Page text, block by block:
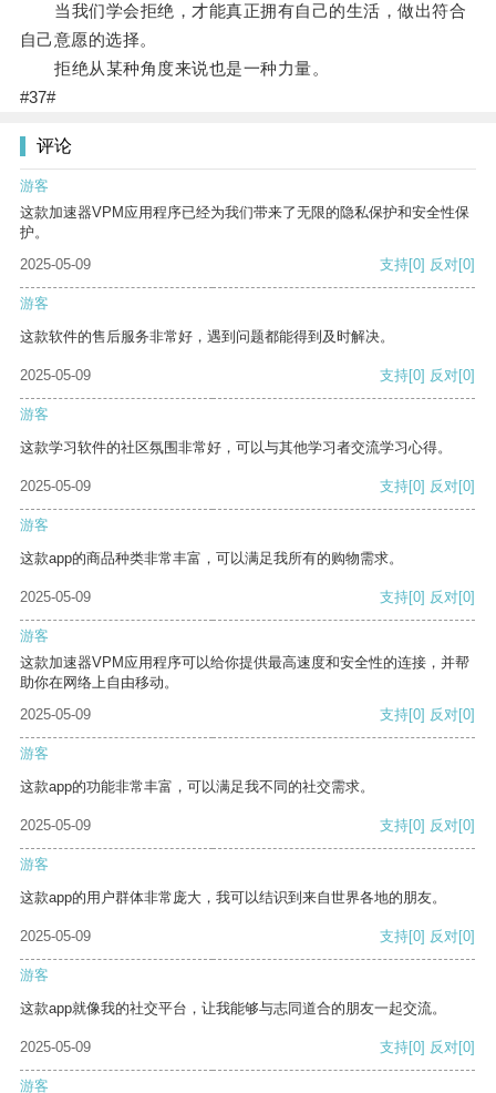
当我们学会拒绝，才能真正拥有自己的生活，做出符合
自己意愿的选择。
拒绝从某种角度来说也是一种力量。
#37#
评论
游客
这款加速器VPM应用程序已经为我们带来了无限的隐私保护和安全性保
护。
2025-05-09
支持[0] 反对[0]
游客
这款软件的售后服务非常好，遇到问题都能得到及时解决。
2025-05-09 支持[0] 反对[0]
游客
这款学习软件的社区氛围非常好，可以与其他学习者交流学习心得。
2025-05-09 支持[0] 反对[0]
游客
这款app的商品种类非常丰富，可以满足我所有的购物需求。
2025-05-09 支持[0] 反对[0]
游客
这款加速器VPM应用程序可以给你提供最高速度和安全性的连接，并帮
助你在网络上自由移动。
2025-05-09
支持[0] 反对[0]
游客
这款app的功能非常丰富，可以满足我不同的社交需求。
2025-05-09 支持[0] 反对[0]
游客
这款app的用户群体非常庞大，我可以结识到来自世界各地的朋友。
2025-05-09 支持[0] 反对[0]
游客
这款app就像我的社交平台，让我能够与志同道合的朋友一起交流。
2025-05-09 支持[0] 反对[0]
游客